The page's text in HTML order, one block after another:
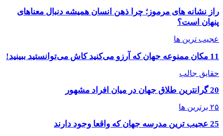
راز نشانه های مرموز؛ چرا ذهن انسان همیشه دنبال معناهای
پنهان است؟
عجیب ترین ها
11 مکان ممنوعه جهان که آرزو می‌کنید کاش می‌توانستید ببینید!
حقایق جالب
20 گرانترین طلاق جهان در میان افراد مشهور
۲۵ برترین ها
25 عجیب ترین مدرسه جهان که واقعا وجود دارند